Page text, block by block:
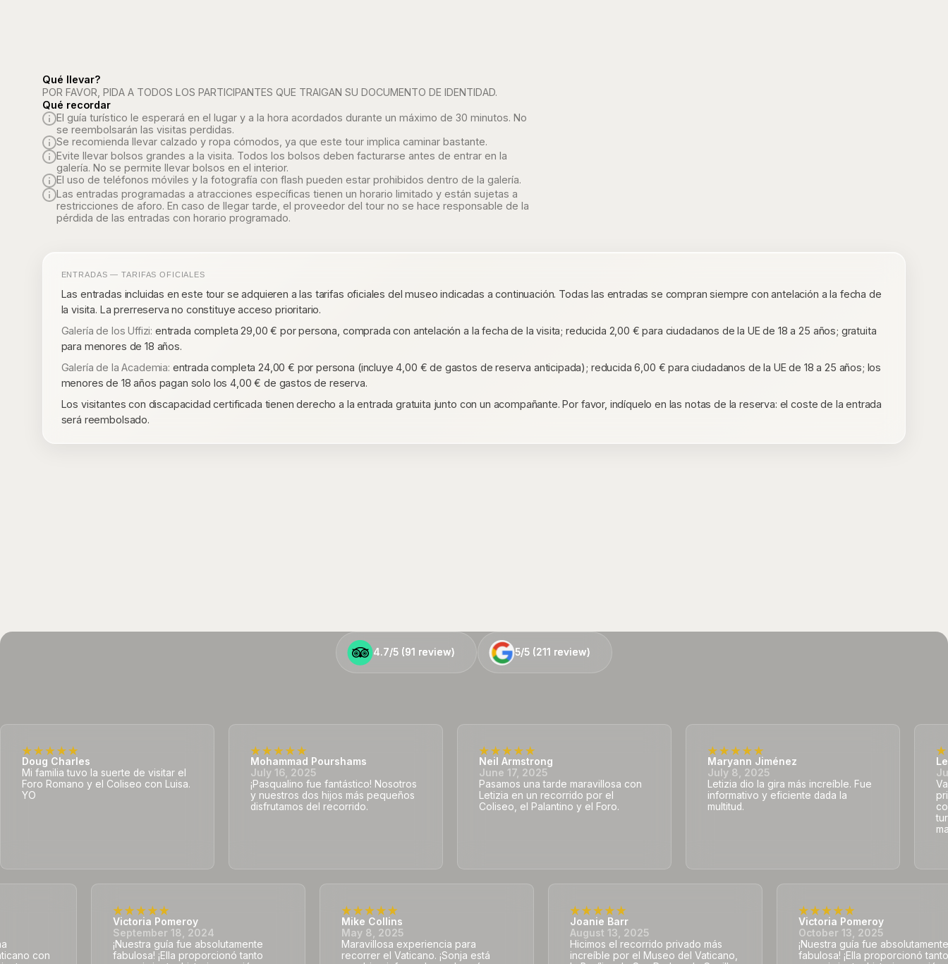
Qué llevar?
POR FAVOR, PIDA A TODOS LOS PARTICIPANTES QUE TRAIGAN SU DOCUMENTO DE IDENTIDAD.
Qué recordar
El guía turístico le esperará en el lugar y a la hora acordados durante un máximo de 30 minutos. No
se reembolsarán las visitas perdidas.
Se recomienda llevar calzado y ropa cómodos, ya que este tour implica caminar bastante.
Evite llevar bolsos grandes a la visita. Todos los bolsos deben facturarse antes de entrar en la
galería. No se permite llevar bolsos en el interior.
El uso de teléfonos móviles y la fotografía con flash pueden estar prohibidos dentro de la galería.
Las entradas programadas a atracciones específicas tienen un horario limitado y están sujetas a
restricciones de aforo. En caso de llegar tarde, el proveedor del tour no se hace responsable de la
pérdida de las entradas con horario programado.
ENTRADAS — TARIFAS OFICIALES
Las entradas incluidas en este tour se adquieren a las tarifas oficiales del museo indicadas a continuación. Todas las entradas se compran siempre con antelación a la fecha de
la visita. La prerreserva no constituye acceso prioritario.
Galería de los Uffizi: entrada completa 29,00 € por persona, comprada con antelación a la fecha de la visita; reducida 2,00 € para ciudadanos de la UE de 18 a 25 años; gratuita
para menores de 18 años.
Galería de la Academia: entrada completa 24,00 € por persona (incluye 4,00 € de gastos de reserva anticipada); reducida 6,00 € para ciudadanos de la UE de 18 a 25 años; los
menores de 18 años pagan solo los 4,00 € de gastos de reserva.
Los visitantes con discapacidad certificada tienen derecho a la entrada gratuita junto con un acompañante. Por favor, indíquelo en las notas de la reserva: el coste de la entrada
será reembolsado.
4.7/5 (91 review)
4.7/5 (91 review) 5/5 (211 review)
5/5 (211 review)
Doug Charles
Mi familia tuvo la suerte de visitar el
Foro Romano y el Coliseo con Luisa.
YO
Mohammad Pourshams
July 16, 2025
¡Pasqualino fue fantástico! Nosotros
y nuestros dos hijos más pequeños
disfrutamos del recorrido.
Neil Armstrong
June 17, 2025
Pasamos una tarde maravillosa con
Letizia en un recorrido por el
Coliseo, el Palantino y el Foro.
Maryann Jiménez
July 8, 2025
Letizia dio la gira más increíble. Fue
informativo y eficiente dada la
multitud.
con
Victoria Pomeroy
September 18, 2024
¡Nuestra guía fue absolutamente
fabulosa! ¡Ella proporcionó tanto
Mike Collins
May 8, 2025
Maravillosa experiencia para
recorrer el Vaticano. ¡Sonja está
Joanie Barr
August 13, 2025
Hicimos el recorrido privado más
increíble por el Museo del Vaticano,
Victoria Pomeroy
October 13, 2025
¡Nuestra guía fue
fabulosa! ¡Ella proporcionó